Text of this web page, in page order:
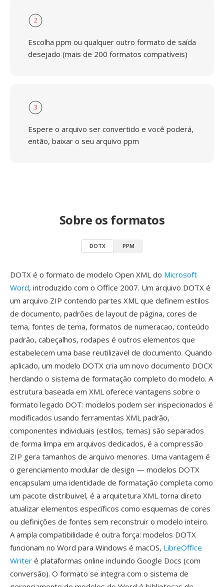
2
Escolha ppm ou qualquer outro formato de saída
desejado (mais de 200 formatos compatíveis)
3
Espere o arquivo ser convertido e você poderá,
então, baixar o seu arquivo ppm
Sobre os formatos
DOTX PPM
DOTX é o formato de modelo Open XML do Microsoft
Word, introduzido com o Office 2007. Um arquivo DOTX é
um arquivo ZIP contendo partes XML que definem estilos
de documento, padrões de layout de página, cores de
tema, fontes de tema, formatos de numeracao, conteúdo
padrão, cabeçalhos, rodapes é outros elementos que
estabelecem uma base reutilizavel de documento. Quando
aplicado, um modelo DOTX cria um novo documento DOCX
herdando o sistema de formatação completo do modelo. A
estrutura baseada em XML oferece vantagens sobre o
formato legado DOT: modelos podem ser inspecionados é
modificados usando ferramentas XML padrão,
componentes individuais (estilos, temas) são separados
de forma limpa em arquivos dedicados, é a compressão
ZIP gera tamanhos de arquivo menores. Uma vantagem é
o gerenciamento modular de design — modelos DOTX
encapsulam uma identidade de formatação completa como
um pacote distribuivel, é a arquitetura XML torna direto
atualizar elementos específicos como esquemas de cores
ou definições de fontes sem reconstruir o modelo inteiro.
A ampla compatibilidade é outra força: modelos DOTX
funcionam no Word para Windows é macOS, LibreOffice
Writer é plataformas online incluindo Google Docs (com
conversão). O formato se integra com o sistema de